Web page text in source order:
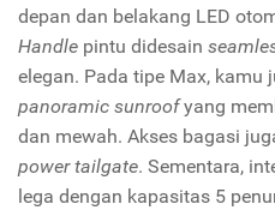
depan dan belakang LED
Handle pintu didesain
elegan. Pada tipe Max, kamu
panoramic sunroofyang
dan mewah. Akses bagasi
power tailgate. Sementara,
lega dengan kapasitas 5